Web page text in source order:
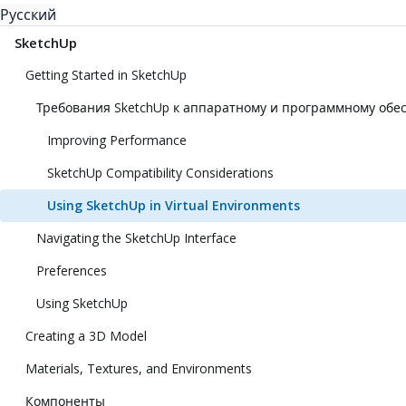
Русский
SketchUp
Getting Started in SketchUp
Требования SketchUp к аппаратному и программному
Improving Performance
SketchUp Compatibility Considerations
Using SketchUp in Virtual Environments
Navigating the SketchUp Interface
Preferences
Using SketchUp
Creating a 3D Model
Materials, Textures, and Environments
Компоненты